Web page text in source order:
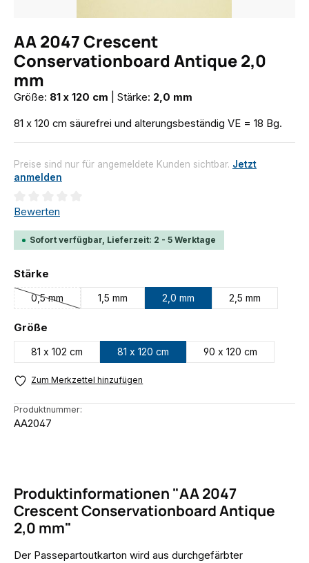
AA 2047 Crescent
Conservationboard Antique 2,0
mm
Größe: 81 x 120 cm Stärke: 2,0 mm
81 x 120 cm säurefrei und alterungsbeständig VE = 18 Bg.
Preise sind nur für angemeldete Kunden sichtbar. Jetzt
anmelden
Durchschnittliche Bewertung von 0 von 5 Sternen
Bewerten
Sofort verfügbar, Lieferzeit: 2 - 5 Werktage
Stärke
0,5 mm
(Diese Option ist zurzeit nicht verfügbar.)
1,5 mm 2,0 mm 2,5 mm
Größe
81 x 102 cm 81 x 120 cm 90 x 120 cm
Zum Merkzettel hinzufügen
Produktnummer:
AA2047
Produktinformationen "AA 2047
Crescent Conservationboard Antique
2,0 mm"
Der Passepartoutkarton wird aus durchgefärbter